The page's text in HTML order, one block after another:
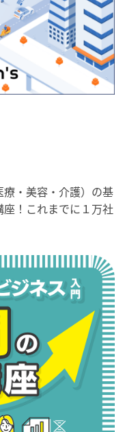
・美容・介護）の基
！これまでに１万社